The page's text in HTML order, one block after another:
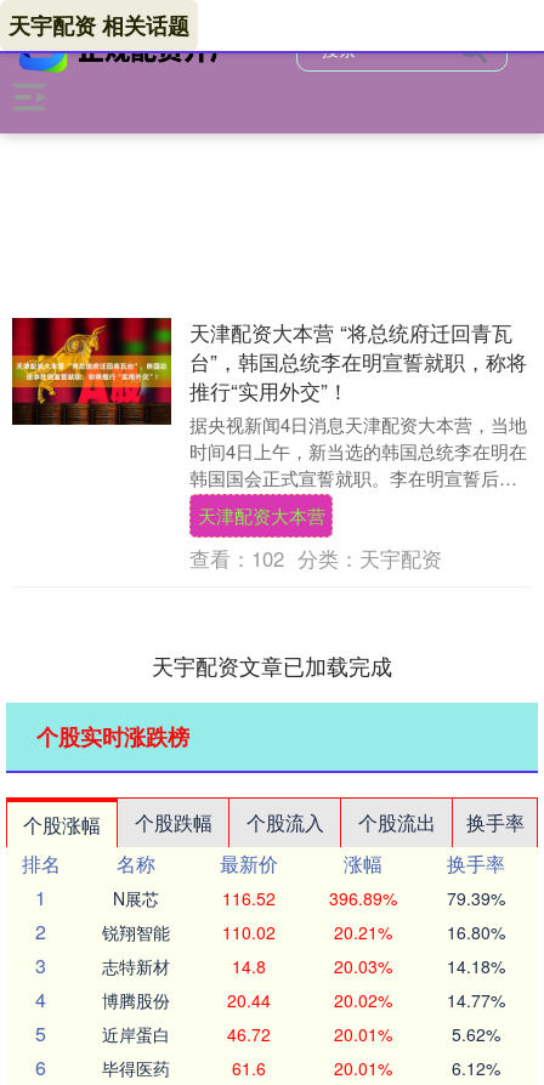
天宇配资 相关话题
天津配资大本营 “将总统府迁回青瓦
台”，韩国总统李在明宣誓就职，称将
推行“实用外交”！
据央视新闻4日消息天津配资大本营，当地
时间4日上午，新当选的韩国总统李在明在
韩国国会正式宣誓就职。李在明宣誓后发
表就职演讲。 韩国总统选举计票工作结束
后，当地时....
天津配资大本营
查看： 102 分类： 天宇配资
天宇配资文章已加载完成
个股实时涨跌榜
个股涨幅 个股跌幅 个股流入 个股流出
换手率
排名
名称 最新价 涨幅
换手率
1
N展芯 116.52 396.89% 79.39%
2 锐翔智能 110.02 20.21% 16.80%
3 志特新材 14.8 20.03% 14.18%
4 博腾股份 20.44 20.02% 14.77%
5 近岸蛋白 46.72 20.01% 5.62%
6 毕得医药 61.6 20.01% 6.12%